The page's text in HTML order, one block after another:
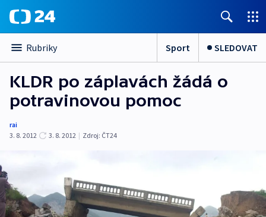
Rubriky Sport SLEDOVAT
KLDR po záplavách žádá o
potravinovou pomoc
rai
3. 8. 2012
3. 8. 2012 | Zdroj: ČT24